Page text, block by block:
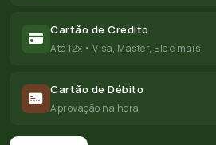
Cartão de Crédito
Até 12x • Visa, Master, Elo e mais
Cartão de Débito
Aprovação na hora